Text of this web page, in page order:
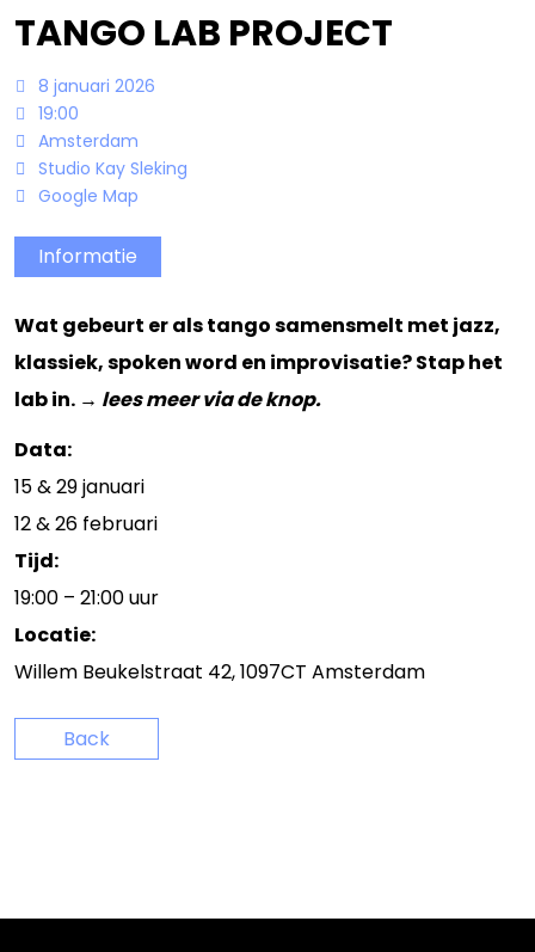
Bandowinkel
TANGO LAB PROJECT
8 januari 2026
19:00
Amsterdam
Studio Kay Sleking
Google Map
Informatie
Wat gebeurt er als tango samensmelt met jazz,
klassiek, spoken word en improvisatie? Stap het
lab in. → lees meer via de knop.
Data:
15 & 29 januari
12 & 26 februari
Tijd:
19:00 – 21:00 uur
Locatie:
Willem Beukelstraat 42, 1097CT Amsterdam
Back